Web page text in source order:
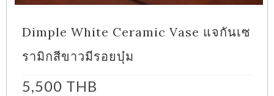
Dimple White Ceramic Vase แจกันเซ
รามิกสีขาวมีรอยบุ๋ม
5,500 THB